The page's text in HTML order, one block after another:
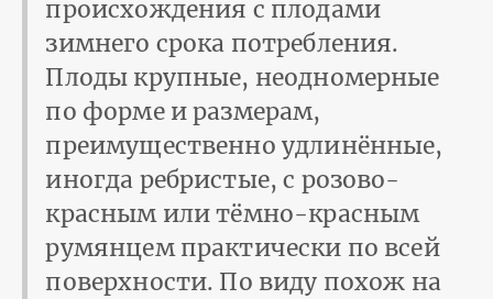
происхождения с плодами
зимнего срока потребления.
Плоды крупные, неодномерные
по форме и размерам,
преимущественно удлинённые,
иногда ребристые, с розово-
красным или тёмно-красным
румянцем практически по всей
поверхности. По виду похож на